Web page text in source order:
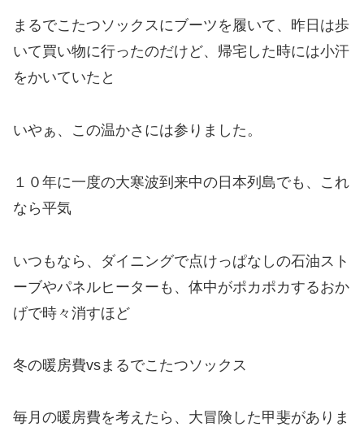
まるでこたつソックスにブーツを履いて、昨日は歩
いて買い物に行ったのだけど、帰宅した時には小汗
をかいていたと
いやぁ、この温かさには参りました。
１０年に一度の大寒波到来中の日本列島でも、これ
なら平気
いつもなら、ダイニングで点けっぱなしの石油スト
ーブやパネルヒーターも、体中がポカポカするおか
げで時々消すほど
冬の暖房費vsまるでこたつソックス
毎月の暖房費を考えたら、大冒険した甲斐がありま